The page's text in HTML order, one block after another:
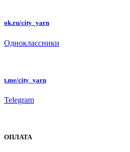
ok.ru/city_yarn
Одноклассники
t.me/city_yarn
Telegram
ОПЛАТА